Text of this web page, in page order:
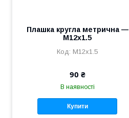
Плашка кругла метрична —
М12х1.5
М12х1.5
90 ₴
В наявності
Купити